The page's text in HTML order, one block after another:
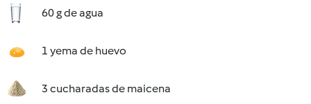
60 g de agua
1 yema de huevo
3 cucharadas de maicena